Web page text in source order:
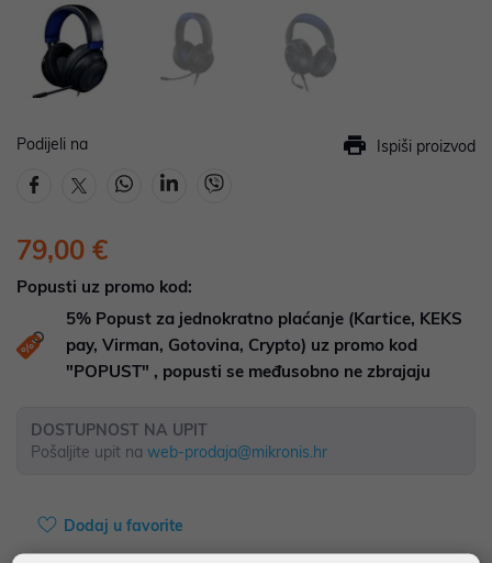
Podijeli na Ispiši proizvod
79,00 €
Popusti uz promo kod:
5% Popust za jednokratno plaćanje (Kartice, KEKS
pay, Virman, Gotovina, Crypto) uz promo kod
"POPUST" , popusti se međusobno ne zbrajaju
DOSTUPNOST NA UPIT
Pošaljite upit na web-prodaja@mikronis.hr
Dodaj u favorite